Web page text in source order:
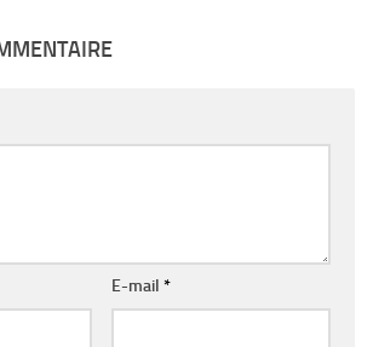
E-mail *